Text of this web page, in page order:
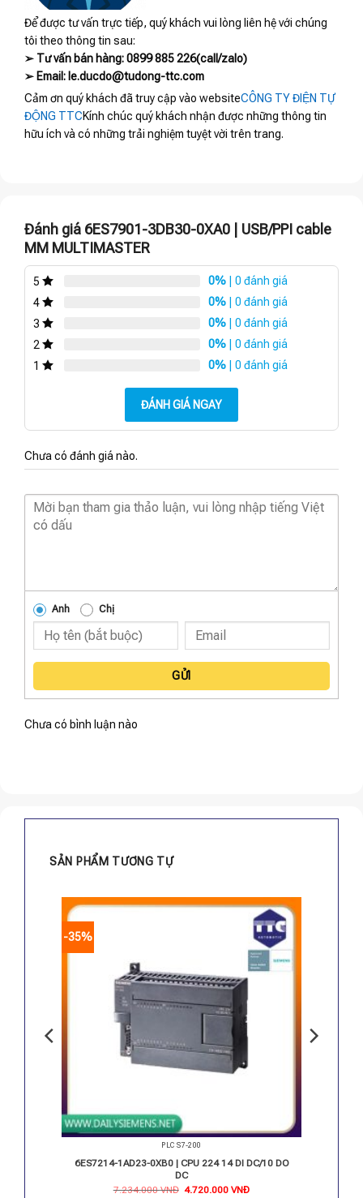
Để được tư vấn trực tiếp, quý khách vui lòng liên hệ với chúng
tôi theo thông tin sau:
➢ Tư vấn bán hàng: 0899 885 226(call/zalo)
➢ Email: le.ducdo@tudong-ttc.com
Cảm ơn quý khách đã truy cập vào websiteCÔNG TY ĐIỆN TỰ
ĐỘNG TTCKính chúc quý khách nhận được những thông tin
hữu ích và có những trải nghiệm tuyệt vời trên trang.
Đánh giá 6ES7901-3DB30-0XA0 | USB/PPI cable
MM MULTIMASTER
5 0% | 0 đánh giá
4
0% | 0 đánh giá
3
0% | 0 đánh giá
2
0% | 0 đánh giá
1
0% | 0 đánh giá
ĐÁNH GIÁ NGAY
Chưa có đánh giá nào.
Anh Chị
GỬI
Chưa có bình luận nào
SẢN PHẨM TƯƠNG TỰ
-35%
PLC S7-200
6ES7214-1AD23-0XB0 | CPU 224 14 DI DC/10 DO
DC
7.234.000VNĐ Giá
4.720.000VNĐGiá